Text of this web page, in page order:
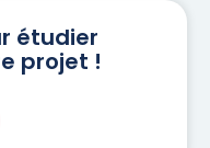
étudier
projet !